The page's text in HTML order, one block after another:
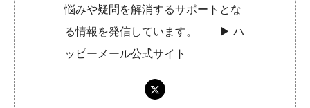
悩みや疑問を解消するサポートとな
る情報を発信しています。 ▶︎ハ
ッピーメール公式サイト